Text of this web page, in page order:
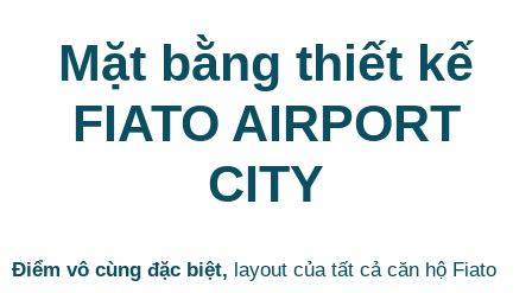
Mặt bằng thiết kế
FIATO AIRPORT
CITY
Điểm vô cùng đặc biệt, layout của tất cả căn hộ Fiato